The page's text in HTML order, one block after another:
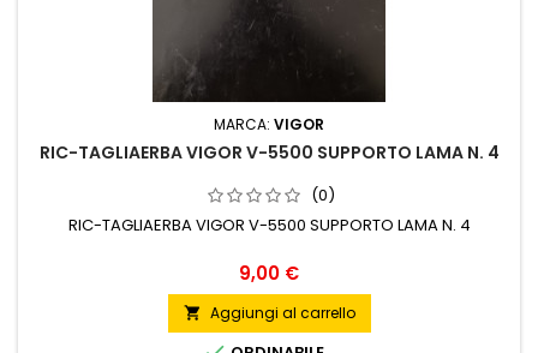
MARCA: VIGOR
RIC-TAGLIAERBA VIGOR V-5500 SUPPORTO LAMA N. 4
(0)
RIC-TAGLIAERBA VIGOR V-5500 SUPPORTO LAMA N. 4
Prezzo
9,00 €
 Aggiungi al carrello